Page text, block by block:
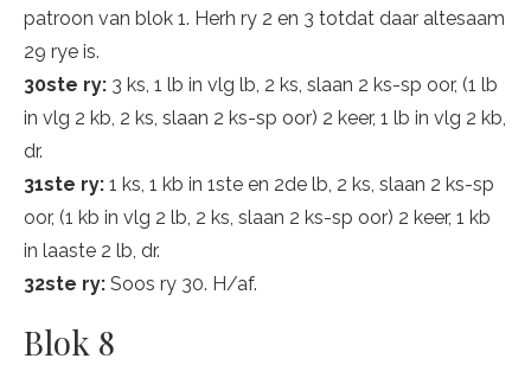
patroon van blok 1. Herh ry 2 en 3 totdat daar altesaam
29 rye is.
30ste ry: 3 ks, 1 lb in vlg lb, 2 ks, slaan 2 ks-sp oor, (1 lb
in vlg 2 kb, 2 ks, slaan 2 ks-sp oor) 2 keer, 1 lb in vlg 2 kb,
dr.
31ste ry: 1 ks, 1 kb in 1ste en 2de lb, 2 ks, slaan 2 ks-sp
oor, (1 kb in vlg 2 lb, 2 ks, slaan 2 ks-sp oor) 2 keer, 1 kb
in laaste 2 lb, dr.
32ste ry: Soos ry 30. H/af.
Blok 8